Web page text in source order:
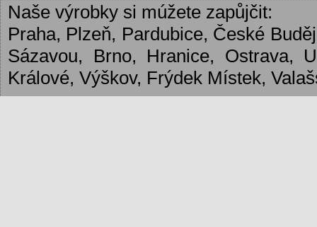
Naše výrobky si múžete zapůjčit:
Praha, Plzeň, Pardubice, České
Sázavou, Brno, Hranice, Ostrava,
Králové, Výškov, Frýdek Místek,